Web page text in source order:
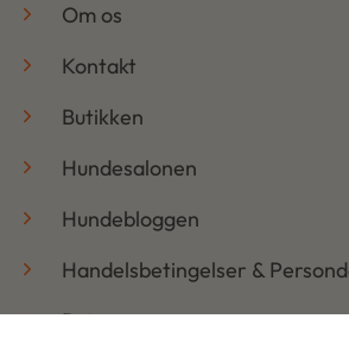
Om os
Kontakt
Butikken
Hundesalonen
Hundebloggen
Handelsbetingelser &
Retur